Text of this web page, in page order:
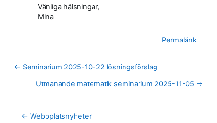
Vänliga hälsningar,
Mina
Permalänk
← Seminarium 2025-10-22 lösningsförslag
Utmanande matematik seminarium 2025-11-05 →
← Webbplatsnyheter